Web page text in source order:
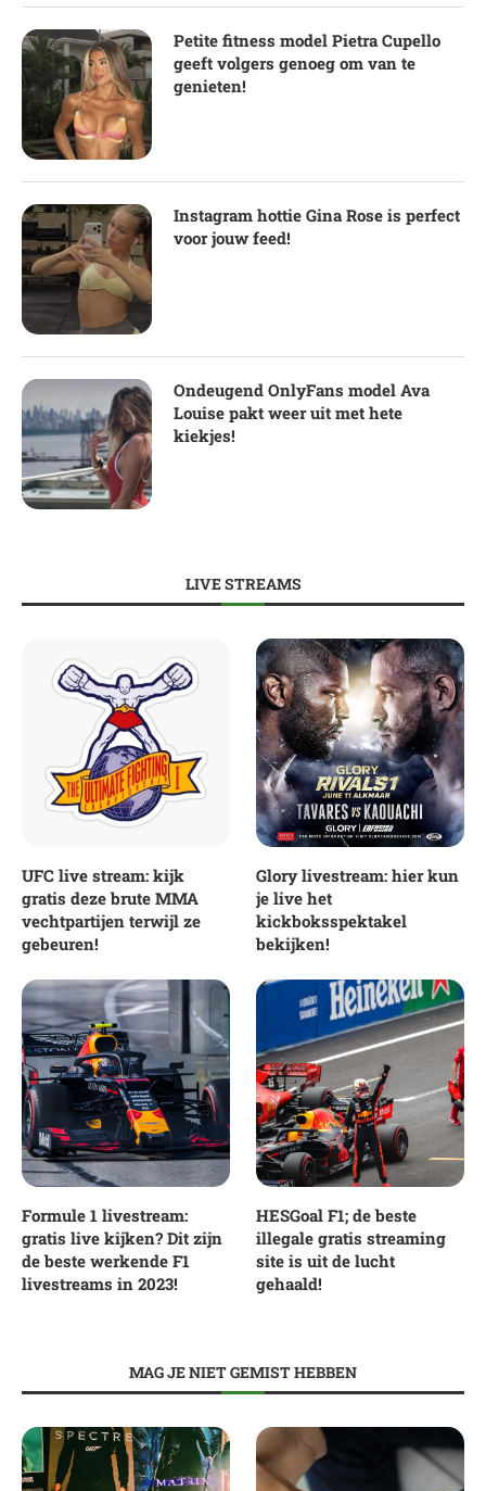
Petite fitness model Pietra Cupello
geeft volgers genoeg om van te
genieten!
Instagram hottie Gina Rose is perfect
voor jouw feed!
Ondeugend OnlyFans model Ava
Louise pakt weer uit met hete
kiekjes!
LIVE STREAMS
UFC live stream: kijk
gratis deze brute MMA
vechtpartijen terwijl ze
gebeuren!
Glory livestream: hier kun
je live het
kickboksspektakel
bekijken!
Formule 1 livestream:
gratis live kijken? Dit zijn
de beste werkende F1
livestreams in 2023!
HESGoal F1; de beste
illegale gratis streaming
site is uit de lucht
gehaald!
MAG JE NIET GEMIST HEBBEN